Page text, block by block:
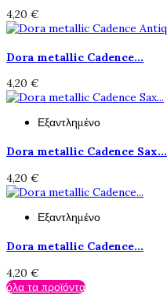
4,20 €
Dora metallic Cadence...
4,20 €
Εξαντλημένο
Dora metallic Cadence Sax...
4,20 €
Εξαντλημένο
Dora metallic Cadence...
4,20 €
όλα τα προϊόντα